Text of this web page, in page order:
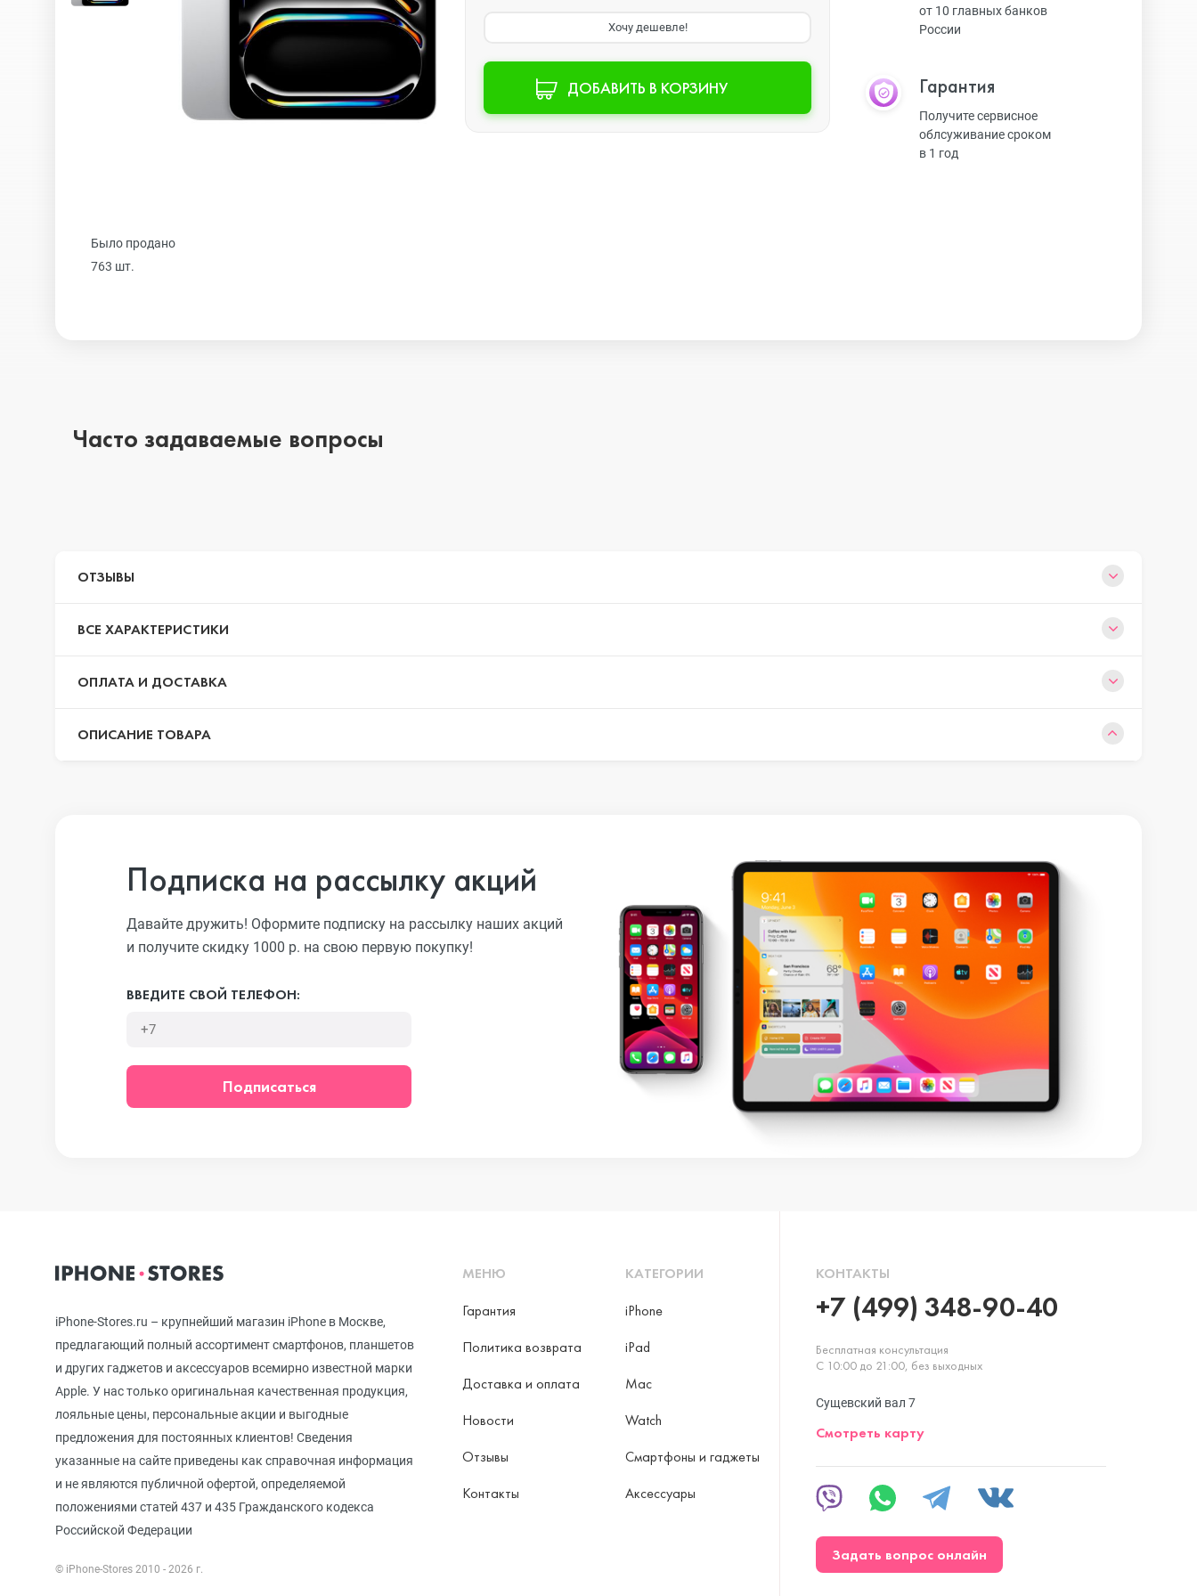
iPhone 16
iPhone 15 Pro
iPhone 13 Pro Max
iPhone 13
iPhone 13 mini
iPhone 12 Pro Max
iPhone 11 Pro Max
iPhone 11 Pro
iPhone 11
iPhone XS Max
Watch SE 2
Watch SE
Хочу дешевле!
ДОБАВИТЬ В КОРЗИНУ
Было продано
763 шт.
от 10 главных банков
России
Гарантия
Получите сервисное
облсуживание сроком
в 1 год
Часто задаваемые вопросы
ОТЗЫВЫ
ВСЕ ХАРАКТЕРИСТИКИ
ОПЛАТА И ДОСТАВКА
ОПИСАНИЕ ТОВАРА
Подписка на рассылку акций
Давайте дружить! Оформите подписку на рассылку наших акций
и получите скидку 1000 р. на свою первую покупку!
ВВЕДИТЕ СВОЙ ТЕЛЕФОН:
Подписаться
iPhone-Stores.ru – крупнейший магазин iPhone в Москве,
предлагающий полный ассортимент смартфонов, планшетов
и других гаджетов и аксессуаров всемирно известной марки
Apple. У нас только оригинальная качественная продукция,
лояльные цены, персональные акции и выгодные
предложения для постоянных клиентов! Сведения
указанные на сайте приведены как справочная информация
и не являются публичной офертой, определяемой
положениями статей 437 и 435 Гражданского кодекса
Российской Федерации
© iPhone-Stores 2010 - 2026 г.
МЕНЮ
Гарантия
Политика возврата
Доставка и оплата
Новости
Отзывы
Контакты
КАТЕГОРИИ
iPhone
iPad
Mac
Watch
Смартфоны и гаджеты
Аксессуары
КОНТАКТЫ
+7 (499) 348-90-40
Бесплатная консультация
С 10:00 до 21:00, без выходных
Сущевский вал 7
Смотреть карту
Задать вопрос онлайн